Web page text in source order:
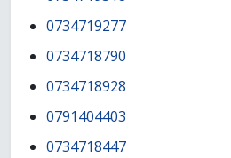
0734719277
0734718790
0734718928
0791404403
0734718447